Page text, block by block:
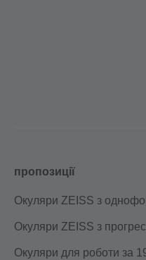
пропозиції
Окуляри ZEISS з
Окуляри ZEISS з
Окуляри для роботи за